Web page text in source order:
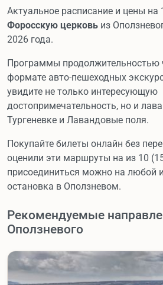
Актуальное расписание и цены
Форосскую церковь из
2026 года.
Программы продолжительностью
формате авто-пешеходных
увидите не только интересующую
достопримечательность, но и
Тургеневке и Лавандовые поля.
Покупайте билеты онлайн без
оценили эти маршруты на из 10
присоединиться можно на любой
остановка в Оползневом.
Рекомендуемые
Оползневого